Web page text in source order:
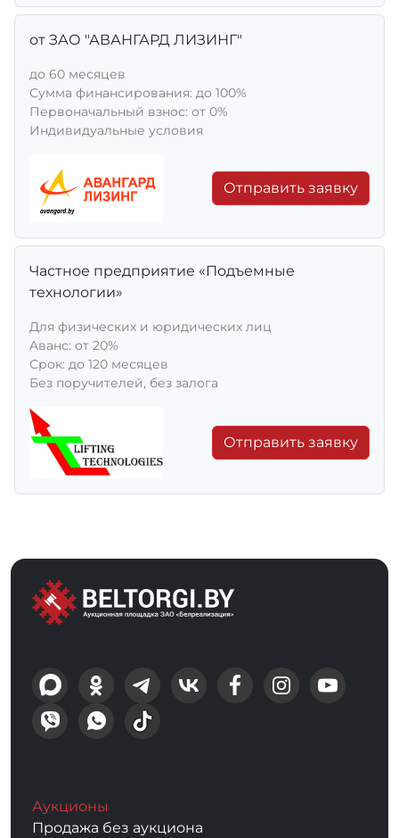
от ЗАО "АВАНГАРД ЛИЗИНГ"
до 60 месяцев
Сумма финансирования: до 100%
Первоначальный взнос: от 0%
Индивидуальные условия
Отправить заявку
Частное предприятие «Подъемные
технологии»
Для физических и юридических лиц
Aванс: от 20%
Срок: до 120 месяцев
Без поручителей, без залога
Отправить заявку
Аукционы
Продажа без аукциона